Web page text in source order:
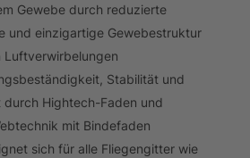
Gewebe durch reduzierte
und einzigartige Gewebestruktur
Luftverwirbelungen
Stabilität und
durch Hightech-Faden und
mit Bindefaden
sich für alle Fliegengitter wie